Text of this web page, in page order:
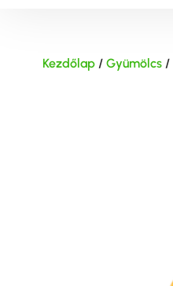
Kezdőlap/ Gyümölcs/